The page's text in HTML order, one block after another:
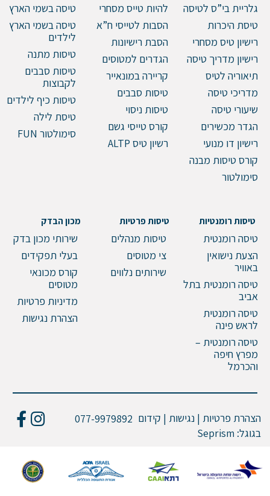
גלריית בי”ס לטיסה
טיסת היכרות
רישיון טיס מסחרי
רישיון מדריך טיסה
תיאוריה לטיס
מדריכי טיסה
שיעורי טיסה
הגדר מכשירים
רישיון דו מנועי
קורס טיסות מבנה
סימולטור
להיות טייס מסחרי
הסבות לטייסי ח”א
הסבת רישיונות
הגדרים למטוסים
קריירה במונאייר
טיסות סבבים
טיסות ניסוי
קורס טייסי גשם
רשיון טיס ALTP
טיסה בשמי הארץ
טיסה בשמי הארץ
לילדים
טיסות מתנה
טיסות סבבים
לקבוצות
טיסות כיף לילדים
טיסת לילה
סימולטור FUN
טיסות רומנטיות
טיסה רומנטית
הצעת נישואין
באוויר
טיסה רומנטית בתל
אביב
טיסה רומנטית
לראש פינה
טיסה רומנטית –
מפרץ חיפה
והכרמל
טיסות פרטיות
טיסות מנהלים
צי מטוסים
שירותים נלווים
מכון הבדק
שירותי מכון בדק
בעלי תפקידים
קורס מכונאי
מטוסים
מדיניות פרטיות
הצהרת נגישות
הצהרת פרטיות | נגישות | קידום
בגוגל: Seprism
077-9979892
הערות ושאלות